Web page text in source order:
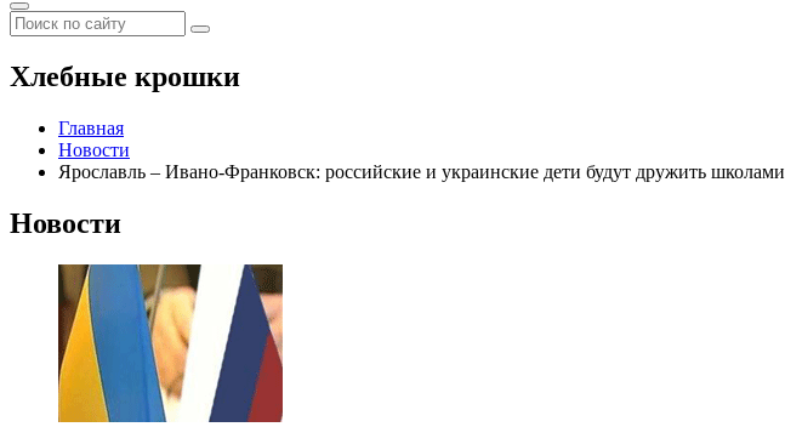
Хлебные крошки
Главная
Новости
Ярославль – Ивано-Франковск: российские и украинские дети будут дружить школами
Новости